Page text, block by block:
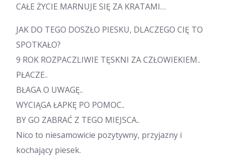
CAŁE ŻYCIE MARNUJE SIĘ ZA KRATAMI…
JAK DO TEGO DOSZŁO PIESKU, DLACZEGO CIĘ TO
SPOTKAŁO?
9 ROK ROZPACZLIWIE TĘSKNI ZA CZŁOWIEKIEM..
PŁACZE..
BŁAGA O UWAGĘ..
WYCIĄGA ŁAPKĘ PO POMOC..
BY GO ZABRAĆ Z TEGO MIEJSCA..
Nico to niesamowicie pozytywny, przyjazny i
kochający piesek.